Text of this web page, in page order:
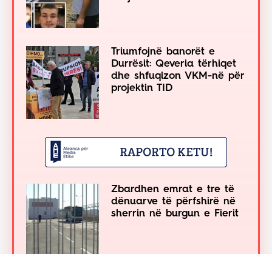
Triumfojnë banorët e
Durrësit: Qeveria tërhiqet
dhe shfuqizon VKM-në për
projektin TID
Zbardhen emrat e tre të
dënuarve të përfshirë në
sherrin në burgun e Fierit